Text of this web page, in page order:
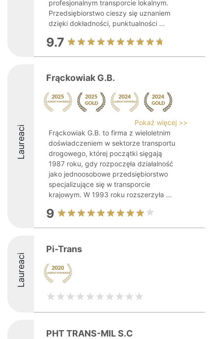
profesjonalnym transporcie lokalnym.
Przedsiębiorstwo cieszy się uznaniem
dzięki dokładności, punktualności ...
9.7
Laureaci
Frąckowiak G.B.
Pokaż więcej >>
Frąckowiak G.B. to firma z wieloletnim
doświadczeniem w sektorze transportu
drogowego, której początki sięgają
1987 roku, gdy rozpoczęła działalność
jako jednoosobowe przedsiębiorstwo
specjalizujące się w transporcie
krajowym. W 1993 roku rozszerzyła ...
9
Laureaci
Pi-Trans
PHT TRANS-MIL S.C